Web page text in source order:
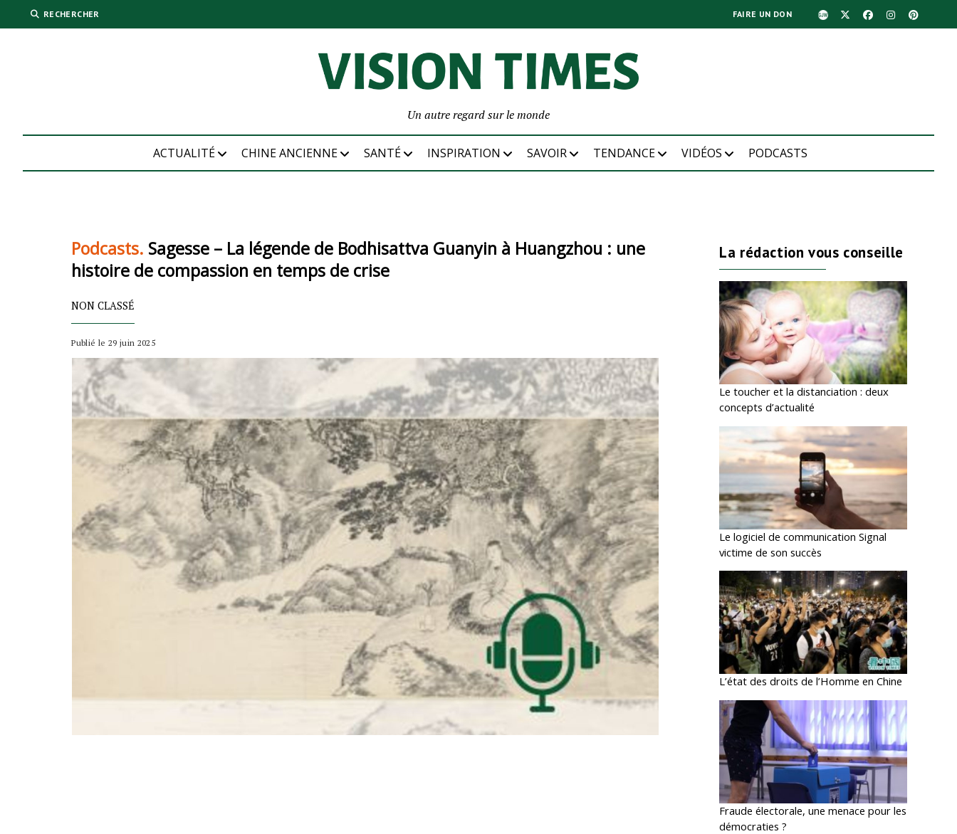
RECHERCHER FAIRE UN DON
Un autre regard sur le monde
ACTUALITÉ CHINE ANCIENNE SANTÉ INSPIRATION SAVOIR TENDANCE VIDÉOS PODCASTS
Podcasts. Sagesse – La légende de Bodhisattva Guanyin à Huangzhou : une
histoire de compassion en temps de crise
NON CLASSÉ
Publié le 29 juin 2025
La rédaction vous conseille
Le toucher et la distanciation : deux
concepts d’actualité
Le logiciel de communication Signal
victime de son succès
L’état des droits de l’Homme en Chine
Fraude électorale, une menace pour les
démocraties ?